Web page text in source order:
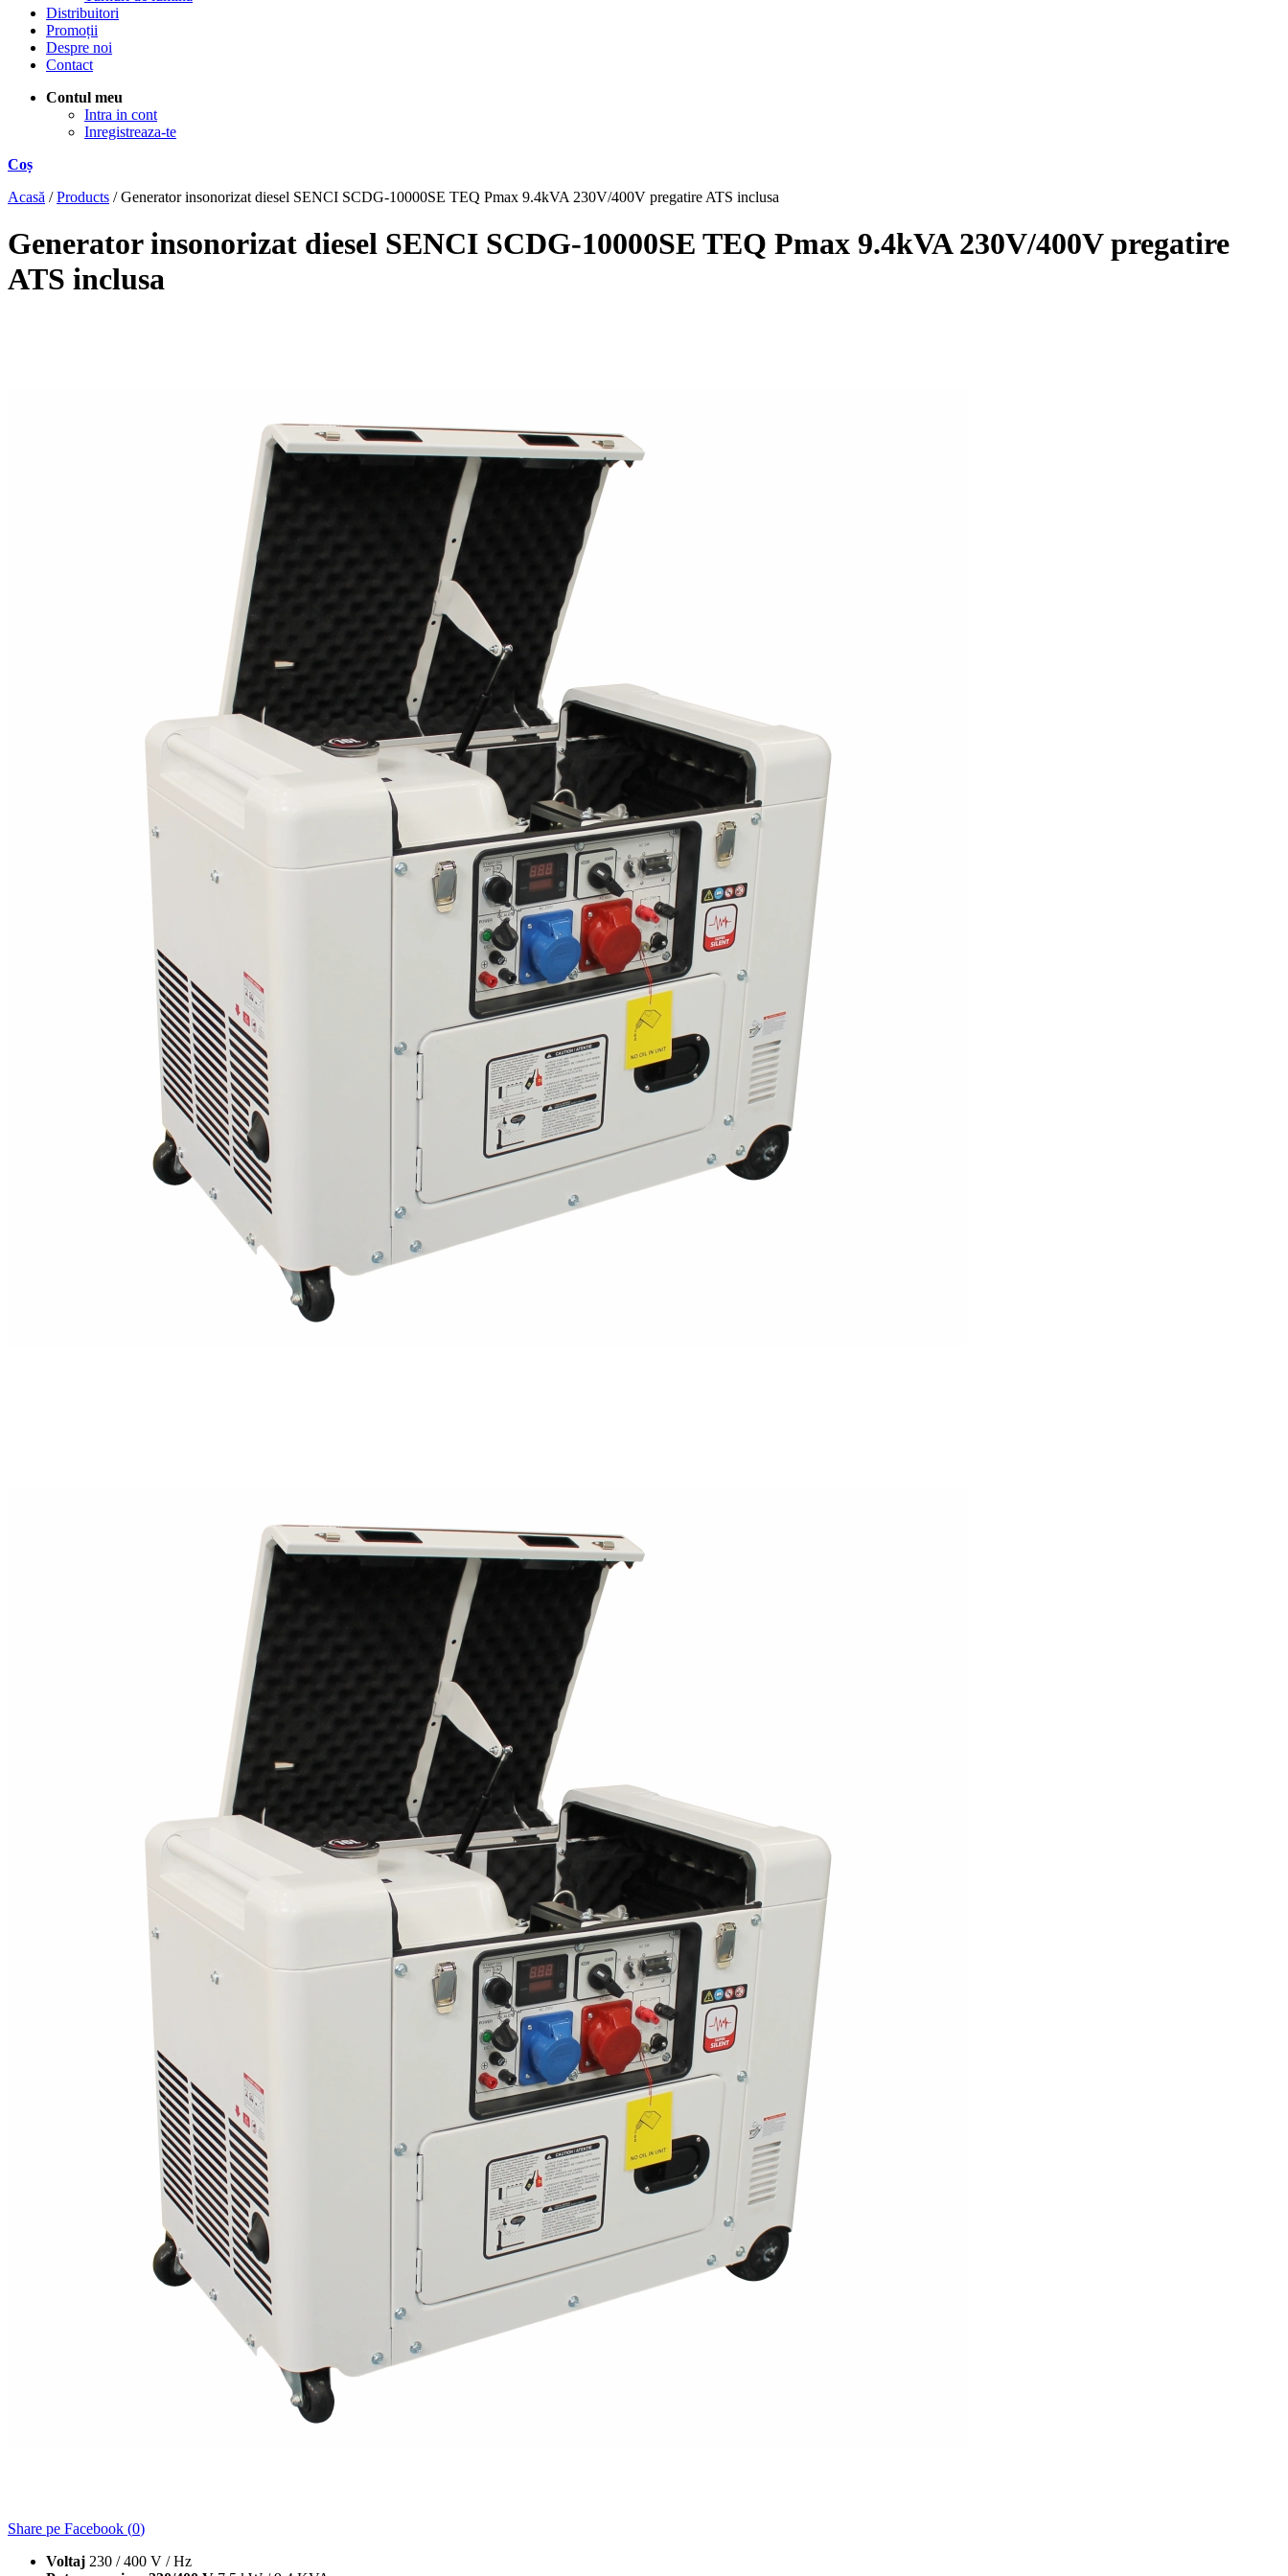
Distribuitori
Promoții
Despre noi
Contact
Contul meu
Intra in cont
Inregistreaza-te
Coș
Acasă /Products /Generator insonorizat diesel SENCI SCDG-10000SE TEQ Pmax 9.4kVA 230V/400V pregatire ATS inclusa
Generator insonorizat diesel SENCI SCDG-10000SE TEQ Pmax 9.4kVA 230V/400V pregatire
ATS inclusa
Share pe Facebook (0)
Voltaj 230 / 400 V / Hz